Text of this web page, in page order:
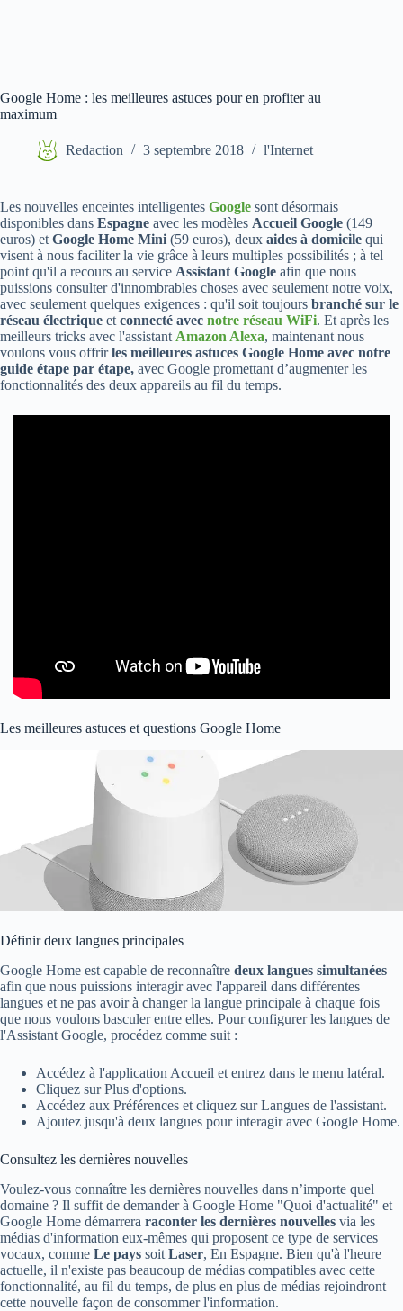
Google Home : les meilleures astuces pour en profiter au
maximum
Redaction 3 septembre 2018 l'Internet
Les nouvelles enceintes intelligentes Google sont désormais
disponibles dans Espagne avec les modèles Accueil Google (149
euros) et Google Home Mini (59 euros), deux aides à domicile qui
visent à nous faciliter la vie grâce à leurs multiples possibilités ; à tel
point qu'il a recours au service Assistant Google afin que nous
puissions consulter d'innombrables choses avec seulement notre voix,
avec seulement quelques exigences : qu'il soit toujours branché sur le
réseau électrique et connecté avec notre réseau WiFi. Et après les
meilleurs tricks avec l'assistant Amazon Alexa, maintenant nous
voulons vous offrirles meilleures astuces Google Home avec notre
guide étape par étape, avec Google promettant d’augmenter les
fonctionnalités des deux appareils au fil du temps.
Les meilleures astuces et questions Google Home
Définir deux langues principales
Google Home est capable de reconnaître deux langues simultanées
afin que nous puissions interagir avec l'appareil dans différentes
langues et ne pas avoir à changer la langue principale à chaque fois
que nous voulons basculer entre elles. Pour configurer les langues de
l'Assistant Google, procédez comme suit :
Accédez à l'application Accueil et entrez dans le menu latéral.
Cliquez sur Plus d'options.
Accédez aux Préférences et cliquez sur Langues de l'assistant.
Ajoutez jusqu'à deux langues pour interagir avec Google Home.
Consultez les dernières nouvelles
Voulez-vous connaître les dernières nouvelles dans n’importe quel
domaine ? Il suffit de demander à Google Home "Quoi d'actualité" et
Google Home démarrera raconter les dernières nouvelles via les
médias d'information eux-mêmes qui proposent ce type de services
vocaux, comme Le pays soit Laser, En Espagne. Bien qu'à l'heure
actuelle, il n'existe pas beaucoup de médias compatibles avec cette
fonctionnalité, au fil du temps, de plus en plus de médias rejoindront
cette nouvelle façon de consommer l'information.